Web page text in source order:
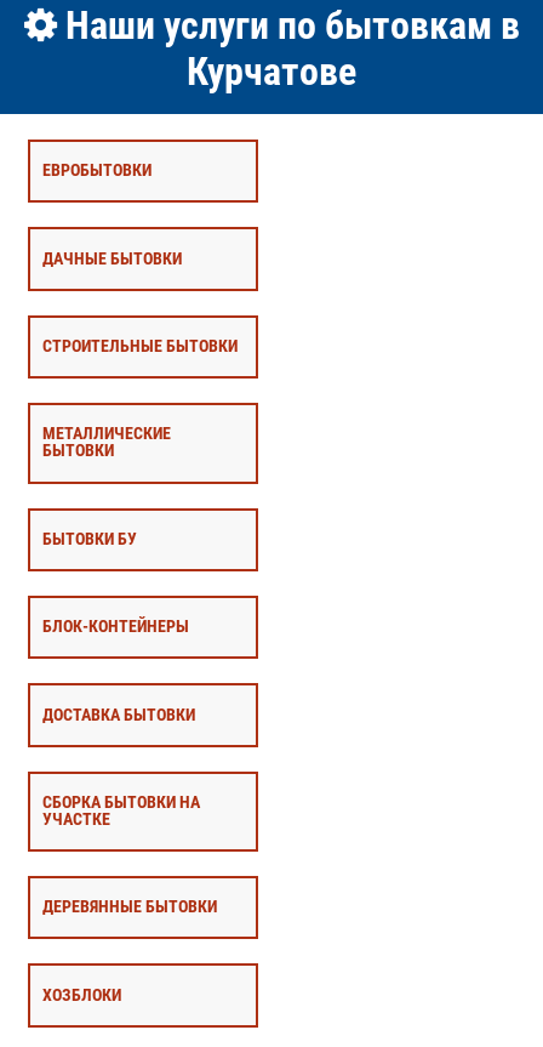
Наши услуги по бытовкам в
Курчатове
ЕВРОБЫТОВКИ
ДАЧНЫЕ БЫТОВКИ
СТРОИТЕЛЬНЫЕ БЫТОВКИ
МЕТАЛЛИЧЕСКИЕ
БЫТОВКИ
БЫТОВКИ БУ
БЛОК-КОНТЕЙНЕРЫ
ДОСТАВКА БЫТОВКИ
СБОРКА БЫТОВКИ НА
УЧАСТКЕ
ДЕРЕВЯННЫЕ БЫТОВКИ
ХОЗБЛОКИ